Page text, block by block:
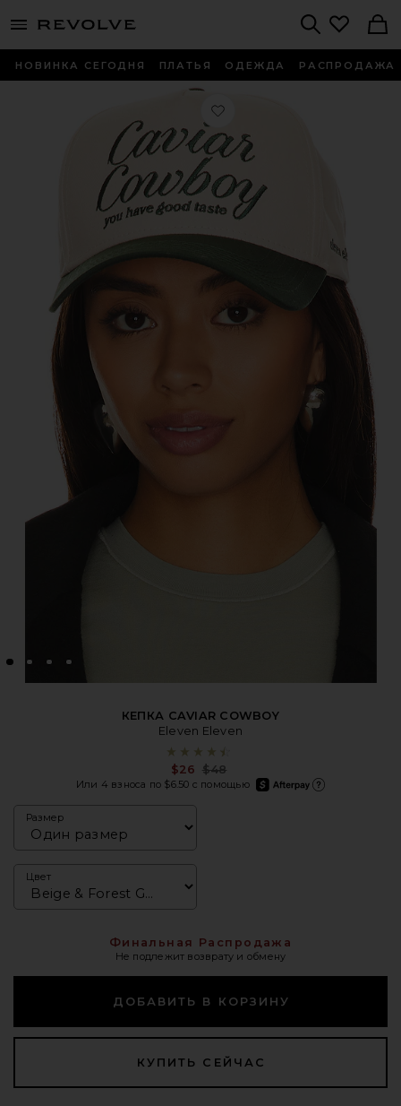
menu - shows more content
НОВИНКА СЕГОДНЯ ПЛАТЬЯ ОДЕЖДА РАСПРОДАЖА
Любимое КЕПКА CAVIAR COWBOY
КЕПКА CAVIAR COWBOY
Eleven Eleven
$26 Previous price:
$48
Или 4 взноса по $6.50 с помощью
afterpay
Размер
Цвет
Финальная Распродажа
Не подлежит возврату и обмену
ДОБАВИТЬ В КОРЗИНУ
КУПИТЬ СЕЙЧАС